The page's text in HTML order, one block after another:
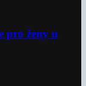
pro ženy u